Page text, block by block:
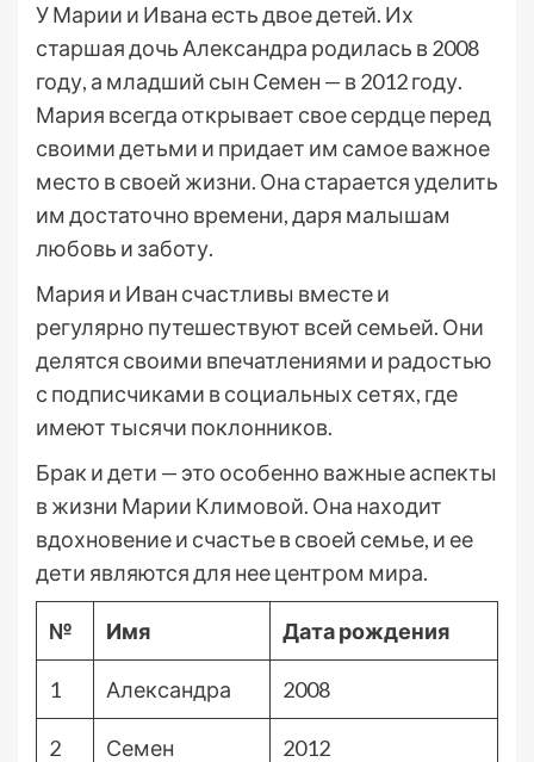
У Марии и Ивана есть двое детей. Их
старшая дочь Александра родилась в 2008
году, а младший сын Семен — в 2012 году.
Мария всегда открывает свое сердце перед
своими детьми и придает им самое важное
место в своей жизни. Она старается уделить
им достаточно времени, даря малышам
любовь и заботу.
Мария и Иван счастливы вместе и
регулярно путешествуют всей семьей. Они
делятся своими впечатлениями и радостью
с подписчиками в социальных сетях, где
имеют тысячи поклонников.
Брак и дети — это особенно важные аспекты
в жизни Марии Климовой. Она находит
вдохновение и счастье в своей семье, и ее
дети являются для нее центром мира.
№ Имя Дата рождения
1 Александра 2008
2 Семен 2012